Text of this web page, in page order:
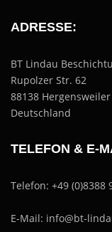
ADRESSE:
BT Lindau
Rupolzer Str. 62
88138 Hergensweiler
Deutschland
TELEFON & E-
Telefon: +49 (0)8388
E-Mail: info@bt-